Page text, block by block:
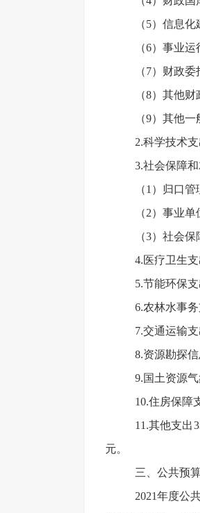
（5）信息
（6）事业
（7）财政
（8）其他
（9）其他
2.科学技术
3.社会保障
（1）归口
（2）事业
（3）社会
4.医疗卫生
5.节能环保
6.农林水事
7.交通运输
8.资源勘探
9.国土资源
10.住房保障
11.其他支出
元。
三、公共预
2021年度公